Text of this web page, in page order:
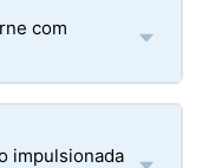
com
impulsionada